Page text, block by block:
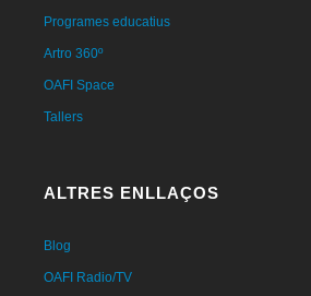
Programes educatius
Artro 360º
OAFI Space
Tallers
ALTRES ENLLAÇOS
Blog
OAFI Radio/TV